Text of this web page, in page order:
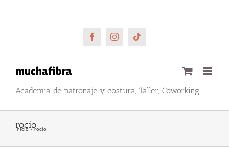
al
FacebookInstagramTiktok
Academia de patronaje y costura, Taller, Coworking
rocio
Inicio rocio